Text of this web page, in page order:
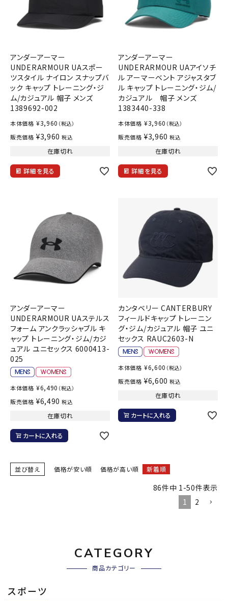
アンダーアーマー
UNDERARMOUR UAスポー
ツスタイル ナイロン スナップバ
ック キャップ トレーニング・ジ
ム/カジュアル 帽子 メンズ
1389692-002
本体価格 ¥3,960 （税込）
販売価格 ¥3,960 税込
在庫切れ
詳細を見る
アンダーアーマー
UNDERARMOUR UAアイソチ
ル アーマーベント アジャスタブ
ル キャップ トレーニング・ジム/
カジュアル 帽子 メンズ
1383440-338
本体価格 ¥3,960 （税込）
販売価格 ¥3,960 税込
在庫切れ
詳細を見る
アンダーアーマー
UNDERARMOUR UAステルス
フォーム アンクラッシャブル キ
ャップ トレーニング・ジム/カジ
ュアル ユニセックス 6000413-
025
本体価格 ¥6,490 （税込）
販売価格 ¥6,490 税込
在庫切れ
カートに入れる
カンタベリー CANTERBURY
フィールドキャップ トレーニン
グ・ジム/カジュアル 帽子 ユニ
セックス RAUC2603-N
本体価格 ¥6,600 （税込）
販売価格 ¥6,600 税込
在庫切れ
カートに入れる
並び替え 価格が安い順 価格が高い順 新着順
86件中 1 -50件表示
1
2
CATEGORY
商品カテゴリー
スポーツ